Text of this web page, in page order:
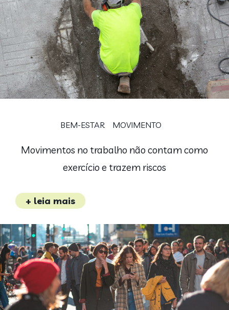
BEM-ESTAR MOVIMENTO
Movimentos no trabalho não contam como
exercício e trazem riscos
+ leia mais